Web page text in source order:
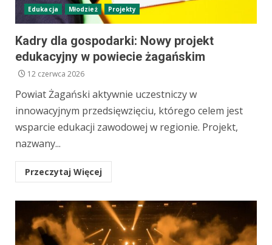
Edukacja Młodzież Projekty
Kadry dla gospodarki: Nowy projekt
edukacyjny w powiecie żagańskim
12 czerwca 2026
Powiat Żagański aktywnie uczestniczy w
innowacyjnym przedsięwzięciu, którego celem jest
wsparcie edukacji zawodowej w regionie. Projekt,
nazwany...
Przeczytaj Więcej